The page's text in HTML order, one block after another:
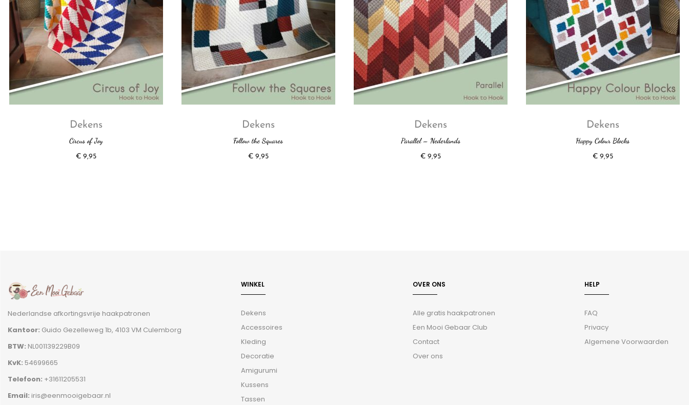
Dekens
Circus of Joy
€9,95
Dekens
Follow the Squares
€9,95
Dekens
Parallel – Nederlands
€9,95
Dekens
Happy Colour Blocks
€9,95
Nederlandse afkortingsvrije haakpatronen
Kantoor: Guido Gezelleweg 1b, 4103 VM Culemborg
BTW: NL001139229B09
KvK: 54699665
Telefoon: +31611205531
Email: iris@eenmooigebaar.nl
WINKEL
Dekens
Accessoires
Kleding
Decoratie
Amigurumi
Kussens
Tassen
OVER ONS
Alle gratis haakpatronen
Een Mooi Gebaar Club
Contact
Over ons
HELP
FAQ
Privacy
Algemene Voorwaarden